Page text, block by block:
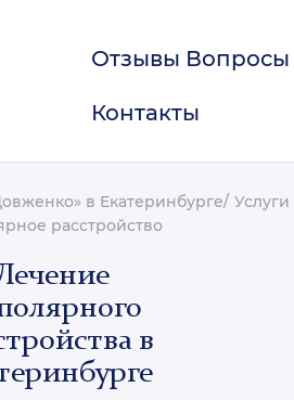
Отзывы Вопросы
Контакты
в Екатеринбурге
Услуги
расстройство
в